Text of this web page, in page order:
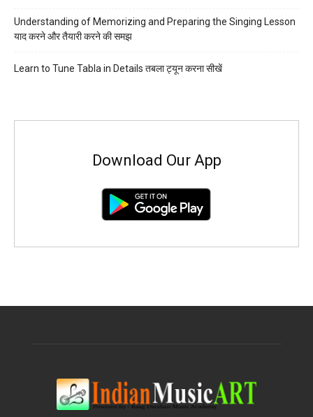
Understanding of Memorizing and Preparing the Singing Lesson
याद करने और तैयारी करने की समझ
Learn to Tune Tabla in Details तबला ट्यून करना सीखें
Download Our App